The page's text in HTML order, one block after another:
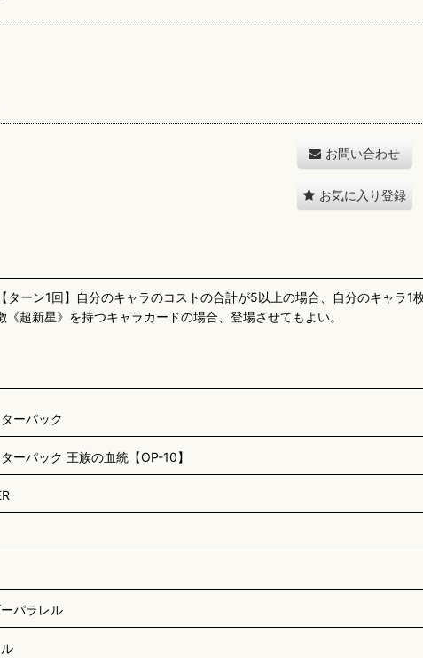
お問い合わせ
お気に入り登録
ターン1回】自分のキャラのコストの合計が5以上の場合、自分のキャラ
超新星》を持つキャラカードの場合、登場させてもよい。
ーパック
ーパック 王族の血統【OP-10】
パラレル